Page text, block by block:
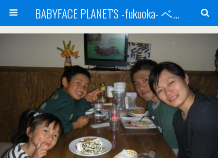
BABYFACE PLANET'S -fukuoka- ベビーフェイスプラネッツ 福岡(ベビフェ福岡)